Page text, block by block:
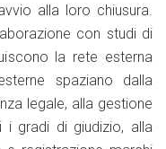
alla loro chiusura.
con studi di
la rete esterna
spaziano dalla
legale, alla gestione
i gradi di giudizio, alla